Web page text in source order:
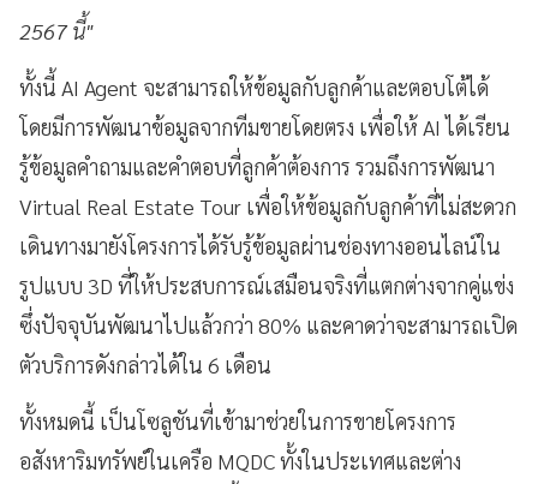
2567 นี้"
ทั้งนี้ AI Agent จะสามารถให้ข้อมูลกับลูกค้าและตอบโต้ได้
โดยมีการพัฒนาข้อมูลจากทีมขายโดยตรง เพื่อให้ AI ได้เรียน
รู้ข้อมูลคำถามและคำตอบที่ลูกค้าต้องการ รวมถึงการพัฒนา
Virtual Real Estate Tour เพื่อให้ข้อมูลกับลูกค้าที่ไม่สะดวก
เดินทางมายังโครงการได้รับรู้ข้อมูลผ่านช่องทางออนไลน์ใน
รูปแบบ 3D ที่ให้ประสบการณ์เสมือนจริงที่แตกต่างจากคู่แข่ง
ซึ่งปัจจุบันพัฒนาไปแล้วกว่า 80% และคาดว่าจะสามารถเปิด
ตัวบริการดังกล่าวได้ใน 6 เดือน
ทั้งหมดนี้ เป็นโซลูชันที่เข้ามาช่วยในการขายโครงการ
อสังหาริมทรัพย์ในเครือ MQDC ทั้งในประเทศและต่าง